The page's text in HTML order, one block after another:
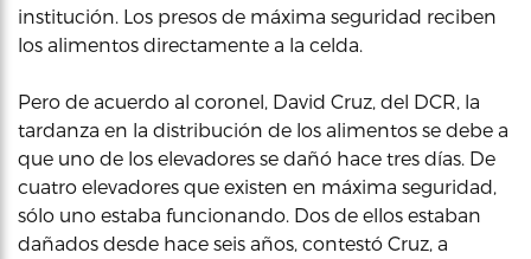
institución. Los presos de máxima seguridad reciben
los alimentos directamente a la celda.
Pero de acuerdo al coronel, David Cruz, del DCR, la
tardanza en la distribución de los alimentos se debe a
que uno de los elevadores se dañó hace tres días. De
cuatro elevadores que existen en máxima seguridad,
sólo uno estaba funcionando. Dos de ellos estaban
dañados desde hace seis años, contestó Cruz, a